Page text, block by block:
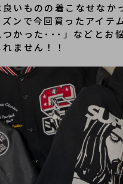
良いものの着こなせなか
ズンで今回買ったアイテ
かった･･･」などとお
ません！！